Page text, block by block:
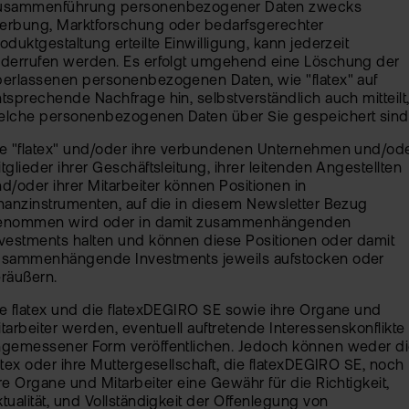
personenbezogener Daten zwecks
Marktforschung oder bedarfsgerechter
erteilte Einwilligung, kann jederzeit
werden. Es erfolgt umgehend eine Löschung der
personenbezogenen Daten, wie "flatex" auf
Nachfrage hin, selbstverständlich auch mitteilt,
personenbezogenen Daten über Sie gespeichert
"flatex" und/oder ihre verbundenen Unternehmen und/
ihrer Geschäftsleitung, ihrer leitenden Angestellten
oder ihrer Mitarbeiter können Positionen in
auf die in diesem Newsletter Bezug
wird oder in damit zusammenhängenden
halten und können diese Positionen oder damit
Investments jeweils aufstocken oder
flatex und die flatexDEGIRO SE sowie ihre Organe und
werden, eventuell auftretende Interessenskonflikte
Form veröffentlichen. Jedoch können weder
oder ihre Muttergesellschaft, die flatexDEGIRO SE, noch
Organe und Mitarbeiter eine Gewähr für die Richtigkeit,
und Vollständigkeit der Offenlegung von